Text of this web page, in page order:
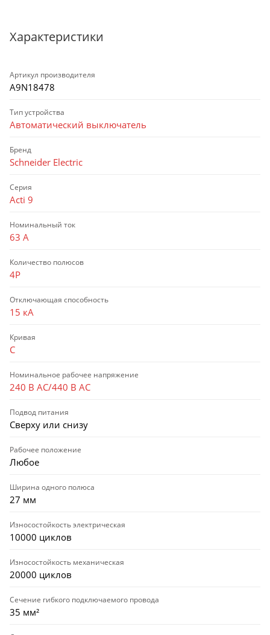
Характеристики
Артикул производителя
A9N18478
Тип устройства
Автоматический выключатель
Бренд
Schneider Electric
Серия
Acti 9
Номинальный ток
63 А
Количество полюсов
4P
Отключающая способность
15 кА
Кривая
C
Номинальное рабочее напряжение
240 В AC/440 В AC
Подвод питания
Сверху или снизу
Рабочее положение
Любое
Ширина одного полюса
27 мм
Износостойкость электрическая
10000 циклов
Износостойкость механическая
20000 циклов
Сечение гибкого подключаемого провода
35 мм²